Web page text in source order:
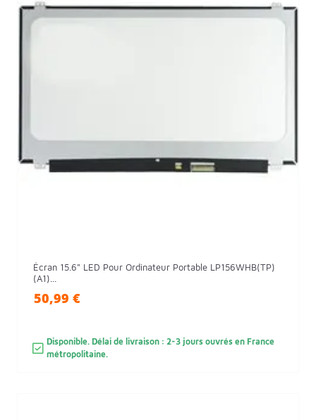
Écran 15.6" LED Pour Ordinateur Portable LP156WHB(TP)
(A1)...
50,99 €
Disponible. Délai de livraison : 2-3 jours ouvrés en France
métropolitaine.